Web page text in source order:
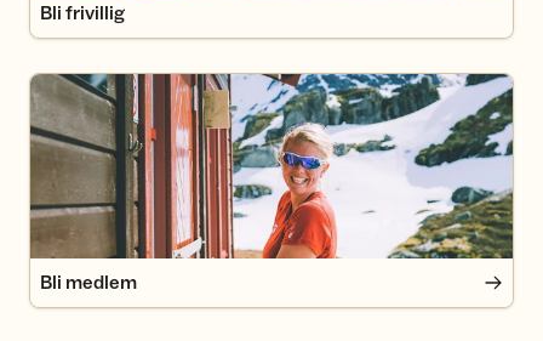
Bli frivillig
Bli medlem
Bli medlem